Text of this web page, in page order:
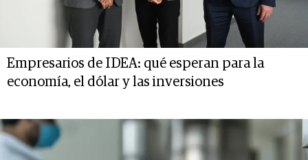
Empresarios de IDEA: qué esperan para la
economía, el dólar y las inversiones